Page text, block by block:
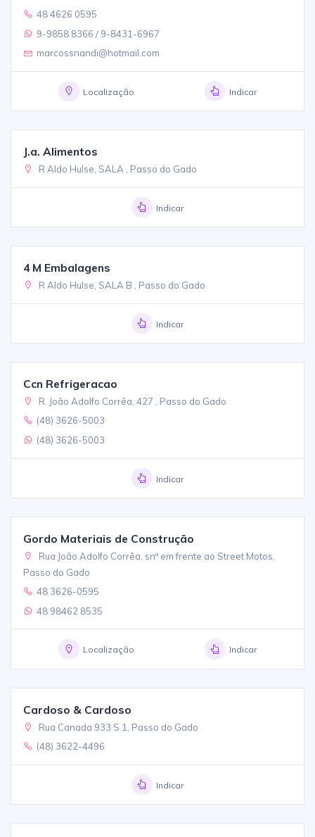
48 4626 0595
9-9858 8366 / 9-8431-6967
marcossnandi@hotmail.com
Localização Indicar
J.a. Alimentos
R Aldo Hulse, SALA , Passo do Gado
Indicar
4 M Embalagens
R Aldo Hulse, SALA B , Passo do Gado
Indicar
Ccn Refrigeracao
R. João Adolfo Corrêa, 427 , Passo do Gado
(48) 3626-5003
(48) 3626-5003
Indicar
Gordo Materiais de Construção
Rua João Adolfo Corrêa, snº em frente ao Street Motos,
Passo do Gado
48 3626-0595
48 98462 8535
Localização Indicar
Cardoso & Cardoso
Rua Canada 933 S 1, Passo do Gado
(48) 3622-4496
Indicar